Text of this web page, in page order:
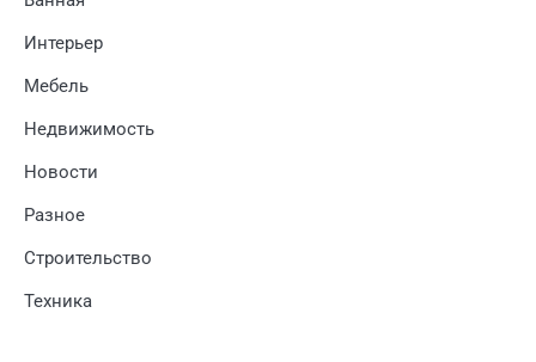
Интерьер
Мебель
Недвижимость
Новости
Разное
Строительство
Техника